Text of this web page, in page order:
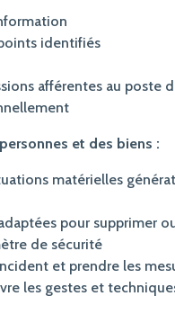
identifiés
afférentes au poste
et des biens :
matérielles
pour supprimer
de sécurité
et prendre les
les gestes et